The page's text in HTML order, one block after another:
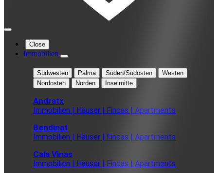
Close
Immobilien
Südwesten Palma Süden/Südosten
Westen
Nordosten
Norden Inselmitte
Andratx
Immobilien | Häuser | Fincas | Apartments
Bendinat
Immobilien | Häuser | Fincas | Apartments
Cala Vinas
Immobilien | Häuser | Fincas | Apartments